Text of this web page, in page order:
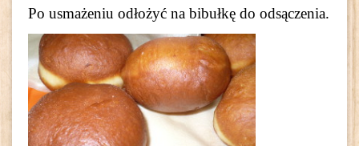
Po usmażeniu odłożyć na bibułkę do odsączenia.